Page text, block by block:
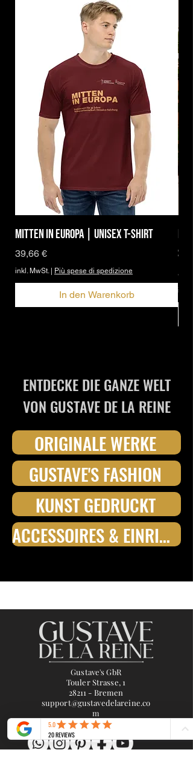
Mitten in Europa | Unisex T-Shirt
Preis
39,66 €
inkl. MwSt.| Più spese di spedizione
In den Warenkorb
Shirt
ab
inkl.
ENTDECKE DIE GANZE WELT
VON GUSTAVE DE LA REINE
ORIGINALE WERKE
GUSTAVE'S FASHION
KUNST GEDRUCKT
ACCESSOIRES & EINRICHTUNGSELEMENTE
Gustave's GbR
Touler Strasse, 1
28211 - Bremen
support@gustavedelareine.co
m
www.gustavedelareine.com